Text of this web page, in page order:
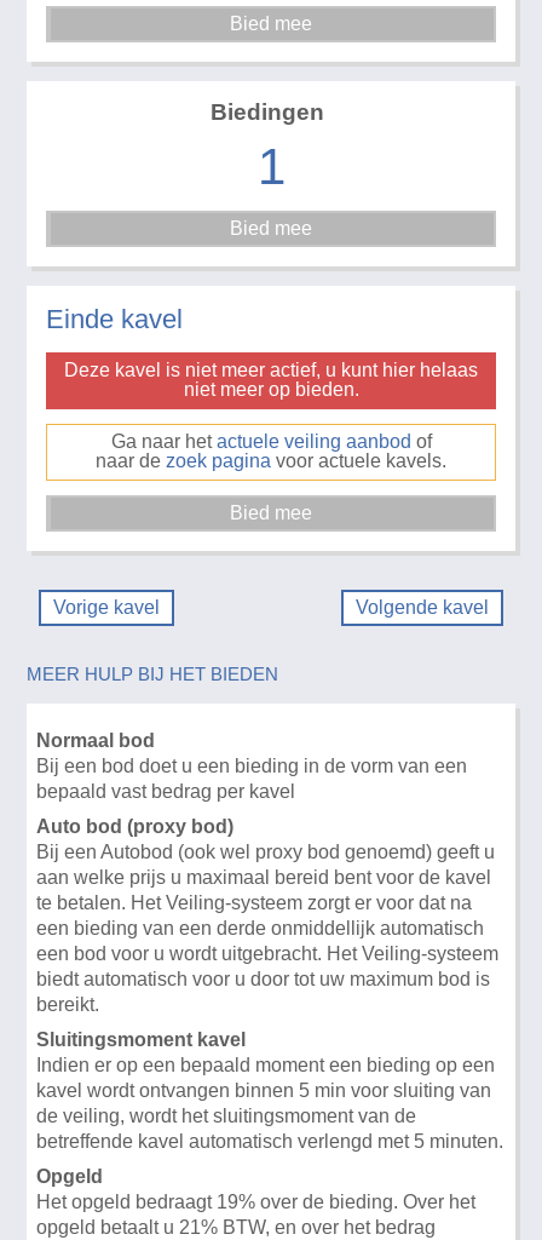
Biedingen
1
Einde kavel
Deze kavel is niet meer actief, u kunt hier helaas
niet meer op bieden.
Ga naar hetactuele veiling aanbod of
naar de zoek pagina voor actuele kavels.
Vorige kavel Volgende kavel
MEER HULP BIJ HET BIEDEN
Normaal bod
Bij een bod doet u een bieding in de vorm van een
bepaald vast bedrag per kavel
Auto bod (proxy bod)
Bij een Autobod (ook wel proxy bod genoemd) geeft u
aan welke prijs u maximaal bereid bent voor de kavel
te betalen. Het Veiling-systeem zorgt er voor dat na
een bieding van een derde onmiddellijk automatisch
een bod voor u wordt uitgebracht. Het Veiling-systeem
biedt automatisch voor u door tot uw maximum bod is
bereikt.
Sluitingsmoment kavel
Indien er op een bepaald moment een bieding op een
kavel wordt ontvangen binnen 5 min voor sluiting van
de veiling, wordt het sluitingsmoment van de
betreffende kavel automatisch verlengd met 5 minuten.
Opgeld
Het opgeld bedraagt 19% over de bieding. Over het
opgeld betaalt u 21% BTW, en over het bedrag